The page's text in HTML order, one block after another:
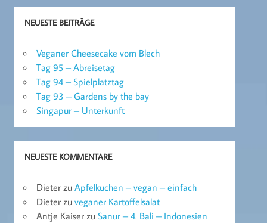
NEUESTE BEITRÄGE
Veganer Cheesecake vom Blech
Tag 95 – Abreisetag
Tag 94 – Spielplatztag
Tag 93 – Gardens by the bay
Singapur – Unterkunft
NEUESTE KOMMENTARE
Dieter zuApfelkuchen – vegan – einfach
Dieter zuveganer Kartoffelsalat
Antje Kaiser zu Sanur – 4. Bali – Indonesien